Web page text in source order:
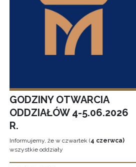
GODZINY OTWARCIA
ODDZIAŁÓW 4-5.06.2026
R.
Informujemy, że w czwartek (4 czerwca)
wszystkie oddziały